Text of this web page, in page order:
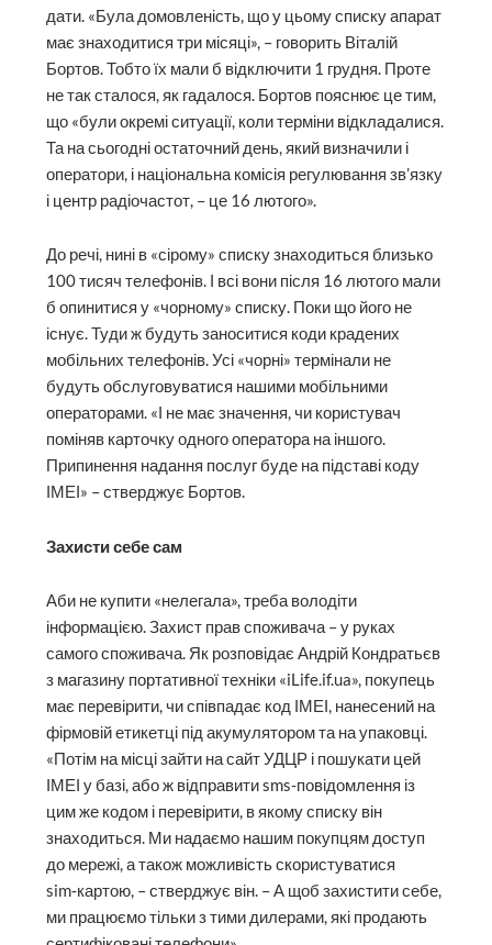
дати. «Була домовленість, що у цьому списку апарат
має знаходитися три місяці», – говорить Віталій
Бортов. Тобто їх мали б відключити 1 грудня. Проте
не так сталося, як гадалося. Бортов пояснює це тим,
що «були окремі ситуації, коли терміни відкладалися.
Та на сьогодні остаточний день, який визначили і
оператори, і національна комісія регулювання зв’язку
і центр радіочастот, – це 16 лютого».
До речі, нині в «сірому» списку знаходиться близько
100 тисяч телефонів. І всі вони після 16 лютого мали
б опинитися у «чорному» списку. Поки що його не
існує. Туди ж будуть заноситися коди крадених
мобільних телефонів. Усі «чорні» термінали не
будуть обслуговуватися нашими мобільними
операторами. «І не має значення, чи користувач
поміняв карточку одного оператора на іншого.
Припинення надання послуг буде на підставі коду
ІМЕІ» – стверджує Бортов.
Захисти себе сам
Аби не купити «нелегала», треба володіти
інформацією. Захист прав споживача – у руках
самого споживача. Як розповідає Андрій Кондратьєв
з магазину портативної техніки «iLife.if.ua», покупець
має перевірити, чи співпадає код ІМЕІ, нанесений на
фірмовій етикетці під акумулятором та на упаковці.
«Потім на місці зайти на сайт УДЦР і пошукати цей
ІМЕІ у базі, або ж відправити sms-повідомлення із
цим же кодом і перевірити, в якому списку він
знаходиться. Ми надаємо нашим покупцям доступ
до мережі, а також можливість скористуватися
sim‑картою, – стверджує він. – А щоб захистити себе,
ми працюємо тільки з тими дилерами, які продають